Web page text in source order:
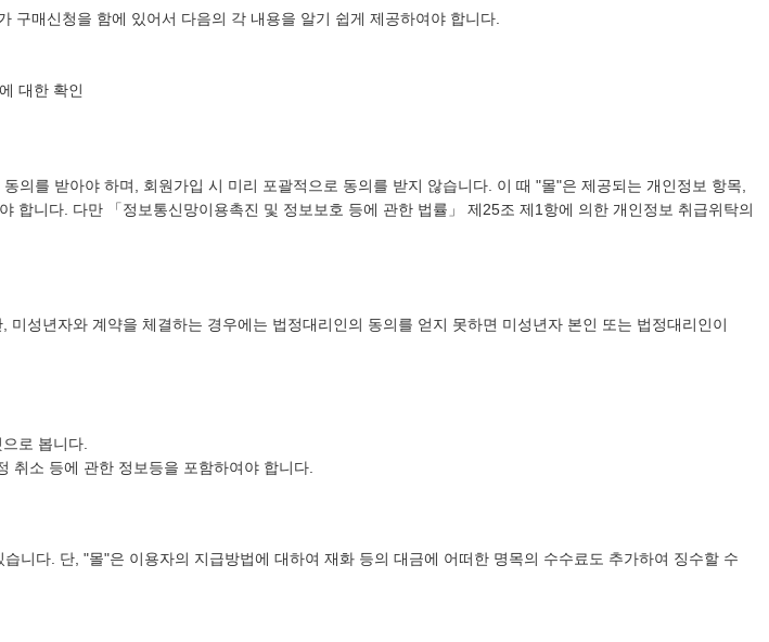
매신청을 함에 있어서 다음의 각 내용을 알기 쉽게 제공하여야 합니다.
대한 확인
를 받아야 하며, 회원가입 시 미리 포괄적으로 동의를 받지 않습니다. 이 때 "몰"은 제공되는 개인정보 항목,
니다. 다만 「정보통신망이용촉진 및 정보보호 등에 관한 법률」 제25조 제1항에 의한 개인정보 취급위탁의
성년자와 계약을 체결하는 경우에는 법정대리인의 동의를 얻지 못하면 미성년자 본인 또는 법정대리인이
로 봅니다.
취소 등에 관한 정보등을 포함하여야 합니다.
니다. 단, "몰"은 이용자의 지급방법에 대하여 재화 등의 대금에 어떠한 명목의 수수료도 추가하여 징수할 수